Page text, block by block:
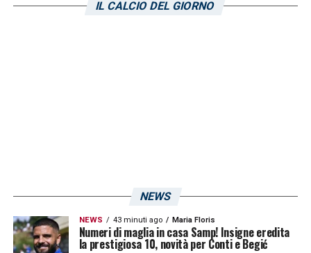
IL CALCIO DEL GIORNO
NEWS
NEWS 43 minuti ago Maria Floris
Numeri di maglia in casa Samp! Insigne eredita
la prestigiosa 10, novità per Conti e Begić